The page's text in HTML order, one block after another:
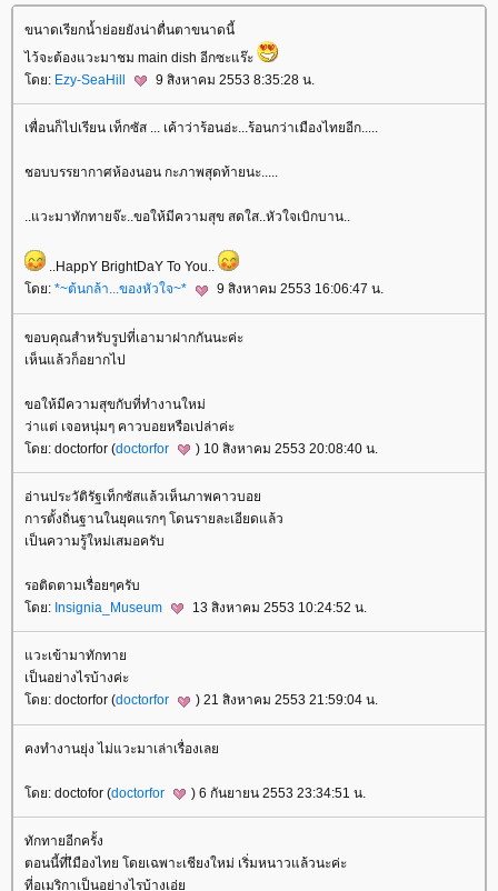
ขนาดเรียกน้ำย่อยยังน่าตื่นตาขนาดนี้
ไว้จะต้องแวะมาชม main dish อีกซะแร๊ะ
โดย: Ezy-SeaHill 9 สิงหาคม 2553 8:35:28 น.
เพื่อนก็ไปเรียน เท็กซัส ... เค้าว่าร้อนอ่ะ...ร้อนกว่าเมืองไทยอีก.....
ชอบบรรยากาศห้องนอน กะภาพสุดท้ายนะ.....
..แวะมาทักทายจ๊ะ..ขอให้มีความสุข สดใส..หัวใจเบิกบาน..
..HappY BrightDaY To You..
โดย: *~ต้นกล้า...ของหัวใจ~* 9 สิงหาคม 2553 16:06:47 น.
ขอบคุณสำหรับรูปที่เอามาฝากกันนะค่ะ
เห็นแล้วก็อยากไป
ขอให้มีความสุขกับที่ทำงานใหม่
ว่าแต่ เจอหนุ่มๆ คาวบอยหรือเปล่าค่ะ
โดย: doctorfor (doctorfor ) 10 สิงหาคม 2553 20:08:40 น.
อ่านประวัติรัฐเท็กซัสแล้วเห็นภาพคาวบอย
การตั้งถิ่นฐานในยุคแรกๆ โดนรายละเอียดแล้ว
เป็นความรู้ใหม่เสมอครับ
รอติดตามเรื่อยๆครับ
โดย: Insignia_Museum 13 สิงหาคม 2553 10:24:52 น.
แวะเข้ามาทักทาย
เป็นอย่างไรบ้างค่ะ
โดย: doctorfor (doctorfor ) 21 สิงหาคม 2553 21:59:04 น.
คงทำงานยุ่ง ไม่แวะมาเล่าเรื่องเลย
โดย: doctofor (doctorfor ) 6 กันยายน 2553 23:34:51 น.
ทักทายอีกครั้ง
ตอนนี้ที่เืมืองไทย โดยเฉพาะเชียงใหม่ เริ่มหนาวแล้วนะค่ะ
ที่อเมริกาเป็นอย่างไรบ้างเอ่ย